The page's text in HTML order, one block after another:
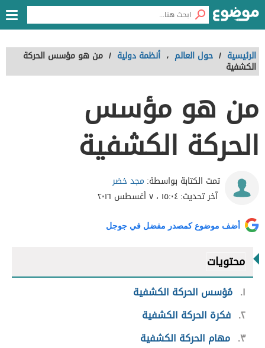
الرئيسية / حول العالم ، أنظمة دولية / من هو مؤسس الحركة
الكشفية
من هو مؤسس
الحركة الكشفية
تمت الكتابة بواسطة: مجد خضر
آخر تحديث:١٥:٠٤ ، ٧ أغسطس ٢٠١٦
أضف موضوع كمصدر مفضل في جوجل
محتويات
١ مُؤسس الحركة الكشفية
٢ فكرة الحركة الكشفية
٣ مهام الحركة الكشفية